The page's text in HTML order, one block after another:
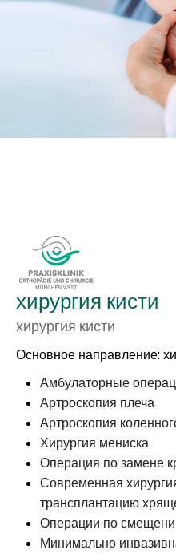
хирургия кисти
хирургия кисти
Основное направление:
Амбулаторные
Артроскопия плеча
Артроскопия
Хирургия мениска
Операция по замене
Современная
трансплантацию
Операции по
Минимально